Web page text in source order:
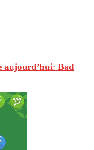
aujourd’hui: Bad